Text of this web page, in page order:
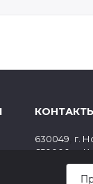
630049 г.
650000
г.
8